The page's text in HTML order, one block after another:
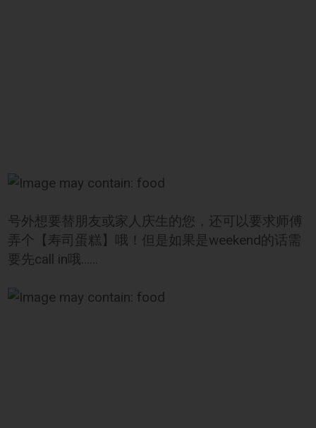
号外想要替朋友或家人庆生的您，还可以要求师傅
弄个【寿司蛋糕】哦！但是如果是weekend的话需
要先call in哦……